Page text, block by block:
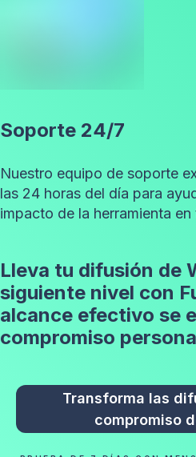
Soporte 24/7
Nuestro equipo de soporte
las 24 horas del día para
impacto de la herramienta
Lleva tu difusión de
siguiente nivel con
alcance efectivo se
compromiso
Transforma las
compromiso